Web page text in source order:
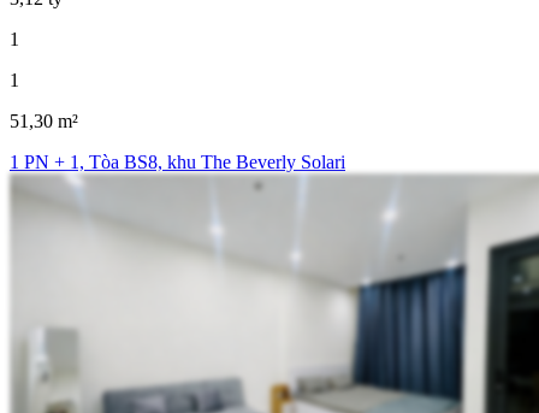
1
1
51,30 m²
1 PN + 1, Tòa BS8, khu The Beverly Solari